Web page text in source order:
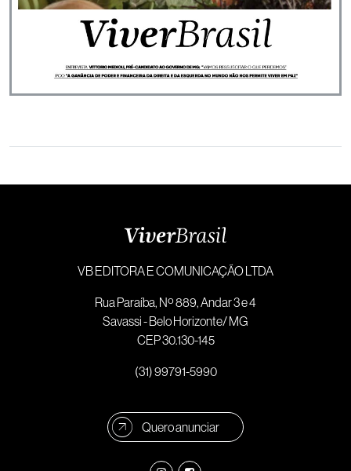
VB EDITORA E COMUNICAÇÃO LTDA
Rua Paraíba, Nº 889, Andar 3 e 4
Savassi - Belo Horizonte/ MG
CEP 30.130-145
(31) 99791-5990
Quero anunciar